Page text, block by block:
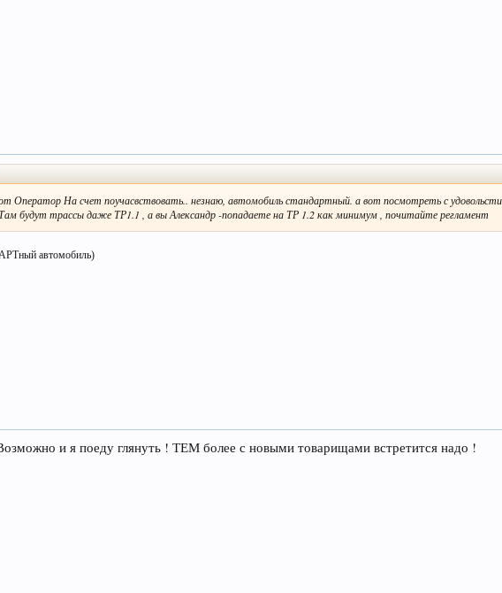
Оператор На счет поучасвствовать.. незнаю, автомобиль стандартный. а вот посмотреть с
будут трассы даже ТР1.1 , а вы Александр -попадаете на ТР 1.2 как минимум , почитайте регламент
автомобиль)
и я поеду глянуть ! ТЕМ более с новыми товарищами встретится надо !